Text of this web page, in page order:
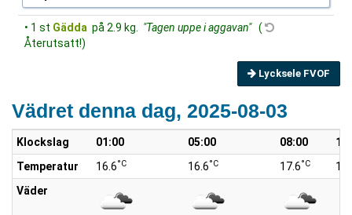
• 1 st Gädda på 2.9 kg. "Tagen uppe i aggavan" (
Återutsatt!)
Lycksele FVOF
Vädret denna dag, 2025-08-03
Klockslag 01:00 05:00 08:00
Temperatur
16.6°C 16.6°C 17.6°C
Väder